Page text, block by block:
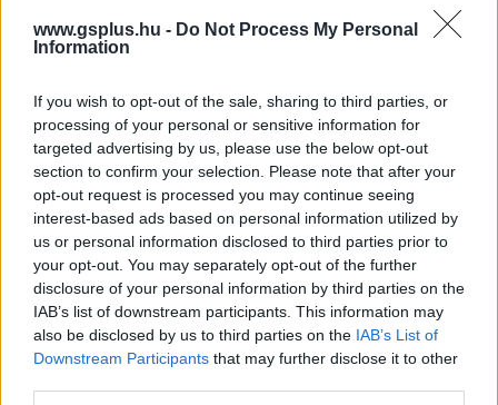
www.gsplus.hu - Do Not Process My Personal
Information
If you wish to opt-out of the sale, sharing to third parties, or
processing of your personal or sensitive information for
targeted advertising by us, please use the below opt-out
section to confirm your selection. Please note that after your
opt-out request is processed you may continue seeing
interest-based ads based on personal information utilized by
us or personal information disclosed to third parties prior to
your opt-out. You may separately opt-out of the further
disclosure of your personal information by third parties on the
IAB’s list of downstream participants. This information may
also be disclosed by us to third parties on the IAB’s List of
Downstream Participants that may further disclose it to other
, ami így egészen
méretes büdzséből készülhet továbbra is, ráadásul elég
során.
Jelenleg még az is elég kérdéses, hogy az alapjáték
mikor jelenhet meg hivatalosan, ráadásul a hozzá tartozó
egyjátékos móddal is lehetnek gondok, ugyanis a
Roberts Space Industries csapatának nem sikerült
betartania korábbi ígéretét a kaland kapcsán.
Eredetileg 2018-ban lett bejelentve, hogy valamikor
2020-ban bétaverziót kaphat a Squadron 42, ám nagyon
úgy tűnik, hogy az eltelt idő során ez a terv igencsak
megváltozott. Az egyik erre utaló jel az (az egyértelműn